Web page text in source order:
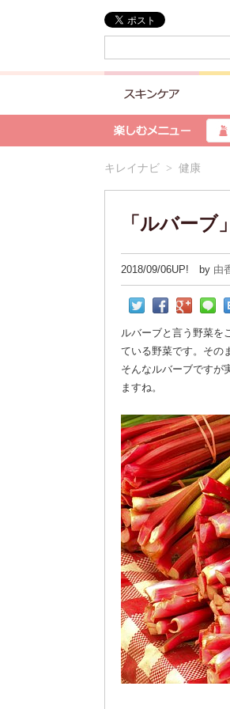
キレイナビ > 健康
「ルバー
2018/09/06UP! by 由
ルバーブと言う野菜を
ている野菜です。その
そんなルバーブですが
ますね。